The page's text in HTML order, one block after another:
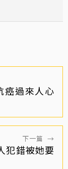
癌過來人心
下一篇 →
犯錯被她要